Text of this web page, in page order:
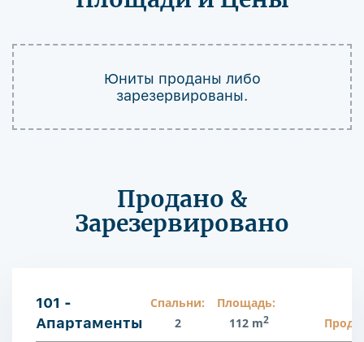
Юниты проданы либо
зарезервированы.
Продано &
Зарезервировано
101 -
Апартаменты
Спальни:
2
Площадь:
112 m2